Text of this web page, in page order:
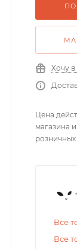
Хочу
Цена
магазина
розничных
Все
Все